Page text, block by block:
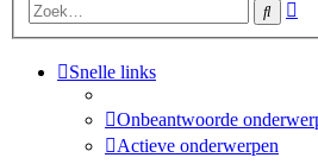
Zoek
Snelle links
Onbeantwoorde
Actieve onderwerpen